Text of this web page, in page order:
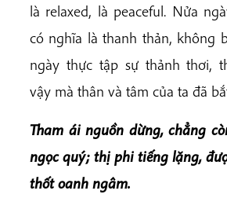
là relaxed, là peaceful. Nửa
có nghĩa là thanh thản, không
ngày thực tập sự thảnh thơi,
vậy mà thân và tâm của ta đã
Tham ái nguồn dừng, chẳng
ngọc quý; thị phi tiếng lặng,
thốt oanh ngâm.